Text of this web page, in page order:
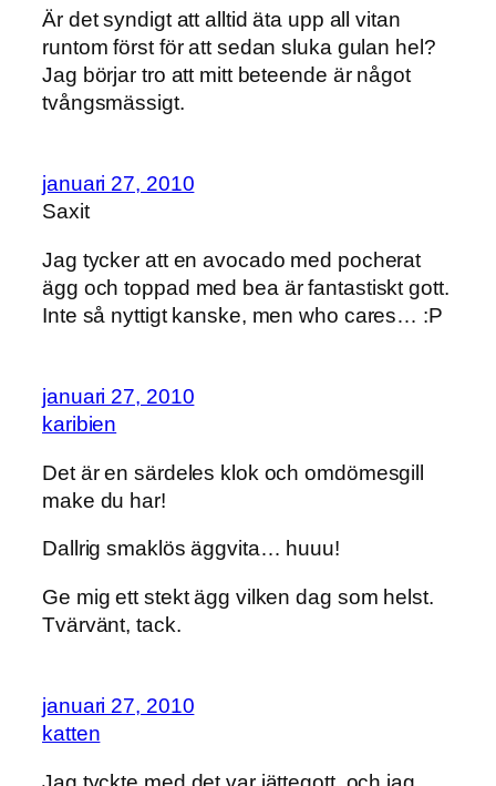
Är det syndigt att alltid äta upp all vitan
runtom först för att sedan sluka gulan hel?
Jag börjar tro att mitt beteende är något
tvångsmässigt.
januari 27, 2010
Saxit
Jag tycker att en avocado med pocherat
ägg och toppad med bea är fantastiskt gott.
Inte så nyttigt kanske, men who cares… :P
januari 27, 2010
karibien
Det är en särdeles klok och omdömesgill
make du har!
Dallrig smaklös äggvita… huuu!
Ge mig ett stekt ägg vilken dag som helst.
Tvärvänt, tack.
januari 27, 2010
katten